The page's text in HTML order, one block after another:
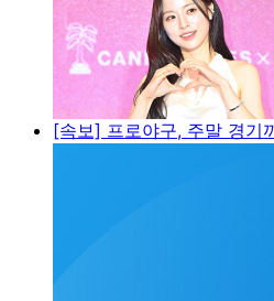
[속보] 프로야구, 주말 경기